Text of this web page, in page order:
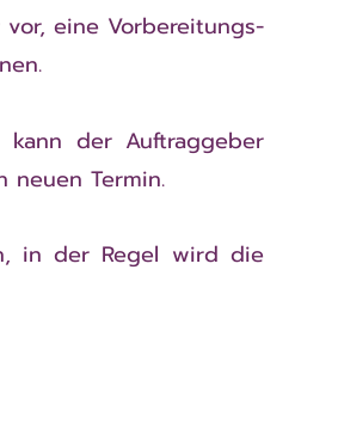
eine Vorbereitungs-
der Auftraggeber
neuen Termin.
in der Regel wird die